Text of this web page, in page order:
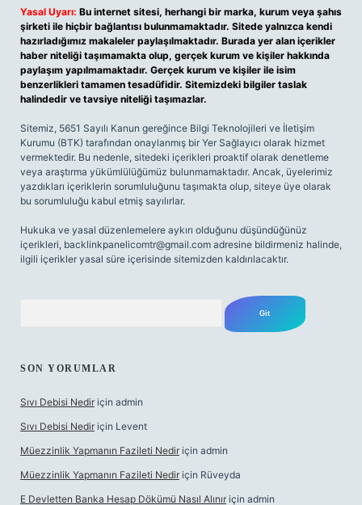
Yasal Uyarı: Bu internet sitesi, herhangi bir marka, kurum veya şahıs
şirketi ile hiçbir bağlantısı bulunmamaktadır. Sitede yalnızca kendi
hazırladığımız makaleler paylaşılmaktadır. Burada yer alan içerikler
haber niteliği taşımamakta olup, gerçek kurum ve kişiler hakkında
paylaşım yapılmamaktadır. Gerçek kurum ve kişiler ile isim
benzerlikleri tamamen tesadüfidir. Sitemizdeki bilgiler taslak
halindedir ve tavsiye niteliği taşımazlar.
Sitemiz, 5651 Sayılı Kanun gereğince Bilgi Teknolojileri ve İletişim
Kurumu (BTK) tarafından onaylanmış bir Yer Sağlayıcı olarak hizmet
vermektedir. Bu nedenle, sitedeki içerikleri proaktif olarak denetleme
veya araştırma yükümlülüğümüz bulunmamaktadır. Ancak, üyelerimiz
yazdıkları içeriklerin sorumluluğunu taşımakta olup, siteye üye olarak
bu sorumluluğu kabul etmiş sayılırlar.
Hukuka ve yasal düzenlemelere aykırı olduğunu düşündüğünüz
içerikleri, backlinkpanelicomtr@gmail.com adresine bildirmeniz halinde,
ilgili içerikler yasal süre içerisinde sitemizden kaldırılacaktır.
SON YORUMLAR
Sıvı Debisi Nedir için admin
Sıvı Debisi Nedir için Levent
Müezzinlik Yapmanın Fazileti Nedir için admin
Müezzinlik Yapmanın Fazileti Nedir için Rüveyda
E Devletten Banka Hesap Dökümü Nasıl Alınır için admin